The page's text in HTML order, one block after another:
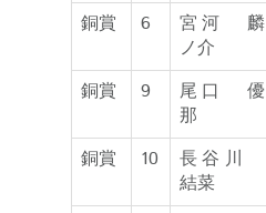
銅賞
6
宮河 麟
ノ介
銅賞 9
尾口 優
那
銅賞 10
長谷川
結菜